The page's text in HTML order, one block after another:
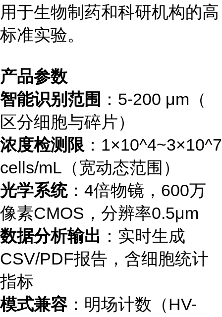
用于生物制药和科研机构的高
标准实验。
产品参数
智能识别范围 ：5-200 μm（
区分细胞与碎片）
浓度检测限 ：1×10^4~3×10^7
cells/mL（宽动态范围）
光学系统：4倍物镜，600万
像素CMOS，分辨率0.5μm
数据分析输出 ：实时生成
CSV/PDF报告，含细胞统计
指标
模式兼容：明场计数（HV-